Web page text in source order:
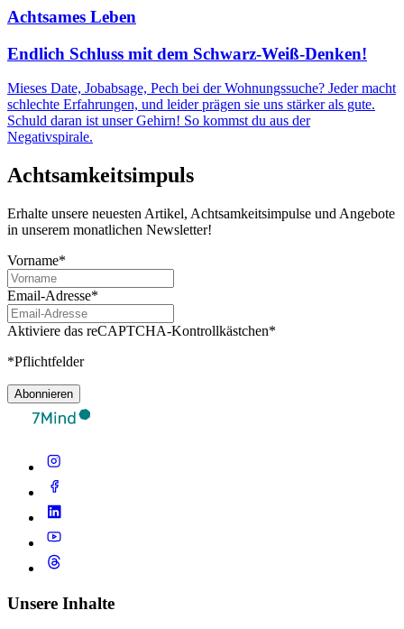
Achtsames Leben
Endlich Schluss mit dem Schwarz-Weiß-Denken!
Mieses Date, Jobabsage, Pech bei der Wohnungssuche? Jeder macht
schlechte Erfahrungen, und leider prägen sie uns stärker als gute.
Schuld daran ist unser Gehirn! So kommst du aus der
Negativspirale.
Achtsamkeitsimpuls
Erhalte unsere neuesten Artikel, Achtsamkeitsimpulse und Angebote
in unserem monatlichen Newsletter!
Vorname*
Email-Adresse*
Aktiviere das reCAPTCHA-Kontrollkästchen*
*Pflichtfelder
Abonnieren
Unsere Inhalte